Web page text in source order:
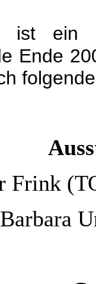
ist ein
Ende
Frink